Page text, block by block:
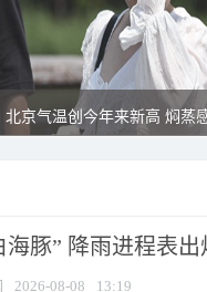
北京气温创今年来新高 焖蒸
海豚” 降雨进程表
2026-08-08 13:19